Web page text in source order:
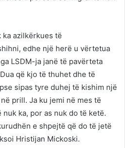
ka azilkërkues të
edhe një herë u vërtetua
LSDM-ja janë të pavërteta
që kjo të thuhet dhe të
sipas tyre duhej të kishim një
prill. Ja ku jemi në mes të
ka, por as nuk do të ketë.
e shpejtë që do të jetë
Hristijan Mickoski.